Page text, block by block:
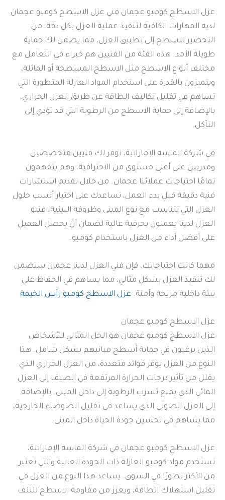
عزل الاسطح كومبو عجمان فني عزل الاسطح كومبو عجمان
لديه المهارات الكافية لتنفيذ عملية العزل بكل دقة، من
التحضير للسطح إلى تطبيق العزل، مما يضمن لك حماية
طويلة الأمد. هذه الفئة من الفنيين هم خبراء في التعامل مع
مختلف أنواع الاسطح مثل الاسطح المسطحة أو المائلة،
ويتميزون بالقدرة على استخدام المواد العازلة المتطورة التي
تساهم في تقليل تكاليف الطاقة عن طريق العزل الحراري،
بالإضافة إلى حماية الاسطح من الرطوبة التي قد تؤدي إلى
التآكل.
في شركة الماسة الإماراتية، نوفر لك فنيين متخصصين
ومدربين على أعلى مستوى من الاحترافية، وهم يتفهمون
تمامًا احتياجات عملائنا عجمان. من خلال تقديم استشارات
فنية دقيقة قبل بدء العمل، نساعدك على اختيار أنسب حلول
العزل التي تتناسب مع نوع المبنى وظروفه البيئية. فنيو
العزل لدينا يعملون بحرفية عالية لضمان أن يحصل العميل
على أفضل أداء من العزل باستخدام كومبو.
مهما كانت احتياجاتك، فإن فني العزل لدينا عجمان سيضمن
لك تنفيذ العزل بشكل مثالي، مما يساهم في الحفاظ على
بيئة داخلية مريحة وآمنة. عزل الاسطح كومبو رأس الخيمة
عزل الاسطح كومبو عجمان
عزل الاسطح كومبو عجمان هو الحل المثالي للأشخاص
الذين يرغبون في حماية أسطح مبانيهم بشكل شامل. هذا
النوع من العزل يوفر فوائد متعددة، من العزل الحراري الذي
يقلل من تأثير درجات الحرارة المرتفعة في الصيف إلى العزل
المائي الذي يمنع تسرب الرطوبة إلى داخل المبنى. بالإضافة
إلى العزل الصوتي الذي يساعد في تقليل الضوضاء الخارجية،
مما يساهم في تحسين جودة الحياة داخل المبنى.
عزل الاسطح كومبو عجمان في شركة الماسة الإماراتية،
نستخدم مواد كومبو العازلة ذات الجودة العالية والتي تعتبر
من الأكثر تطورًا في السوق. يساعد هذا النوع من العزل في
تقليل استهلاك الطاقة، ويعزز من مقاومة الاسطح للتلف